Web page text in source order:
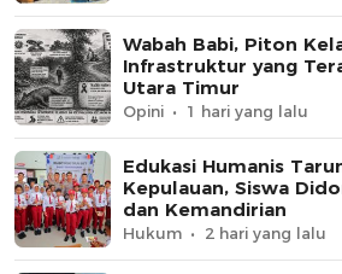
Wabah Babi, Piton
Infrastruktur yang
Utara Timur
Opini 1 hari yang lalu
Edukasi Humanis
Kepulauan, Siswa
dan Kemandirian
Hukum 2 hari yang lalu